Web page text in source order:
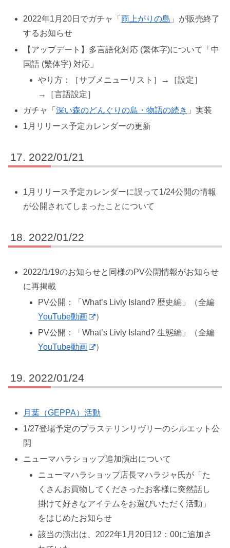
2022年1月20日でガチャ「雨上がりの島 」が販売終了
するお知らせ
【アップデート】多言語化対応 (繁体字)について「中
国語 (繁体字) 対応」
やり方：［サブメニューリスト］→［設定］
→［言語設定］
ガチャ「深い森のどんぐりの島・物語の続き 」実装
1月リリース予定カレンダーの更新
2022/01/21
1月リリース予定カレンダーに誤って1/24公開の情報
が公開されてしまったことについて
2022/01/22
2022/1/19のお知らせと同様のPV公開情報がお知らせ
に再掲載
PV公開：「What’s Livly Island? 歴史編」（全編
YouTube動画
）
PV公開：「What’s Livly Island? 生態編」（全編
YouTube動画
）
2022/01/24
月葉（GEPPA）活動
1/27登場予定のプラステリンリヴリーのシルエット公
開
ニューマハラショップ追加演出について
ニューマハラショップ店長マハラジャ氏が「た
くさんお買物してくださったお客様に突然話し
掛けて好きなアイテムをお選びいただく活動」
をはじめたお知らせ
該当の演出は、2022年1月20日12：00に追加さ